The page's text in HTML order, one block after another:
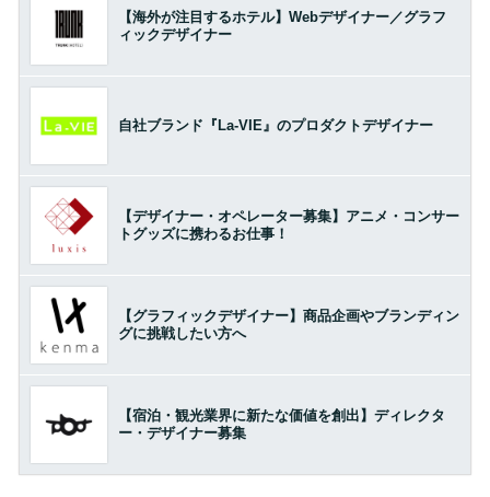
【海外が注目するホテル】Webデザイナー／グラフ
ィックデザイナー
自社ブランド『La-VIE』のプロダクトデザイナー
【デザイナー・オペレーター募集】アニメ・コンサー
トグッズに携わるお仕事！
【グラフィックデザイナー】商品企画やブランディン
グに挑戦したい方へ
【宿泊・観光業界に新たな価値を創出】ディレクタ
ー・デザイナー募集